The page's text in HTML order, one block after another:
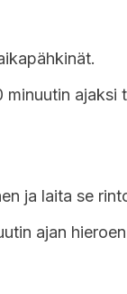
minuutin ajaksi
ja laita se
ajan